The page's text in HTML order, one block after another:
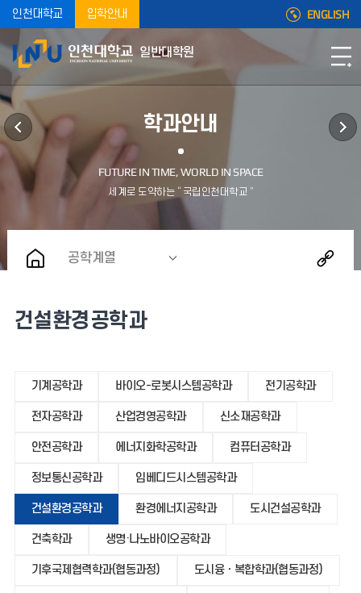
인천대학교 입학안내 ENGLISH
일반대학원
학과안내
공학계열
건설환경공학과
기계공학과 바이오-로봇시스템공학과 전기공학과
전자공학과 산업경영공학과 신소재공학과
안전공학과 에너지화학공학과 컴퓨터공학과
정보통신공학과 임베디드시스템공학과
건설환경공학과 환경에너지공학과 도시건설공학과
건축학과 생명·나노바이오공학과
기후국제협력학과(협동과정) 도시융ㆍ복합학과(협동과정)